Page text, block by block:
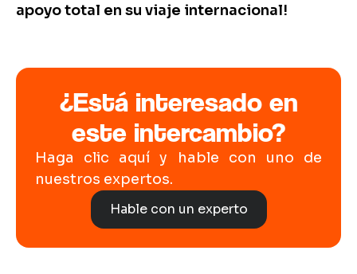
apoyo total en su viaje internacional!
¿Está interesado en
este intercambio?
Haga clic aquí y hable con uno de
nuestros expertos.
Hable con un experto